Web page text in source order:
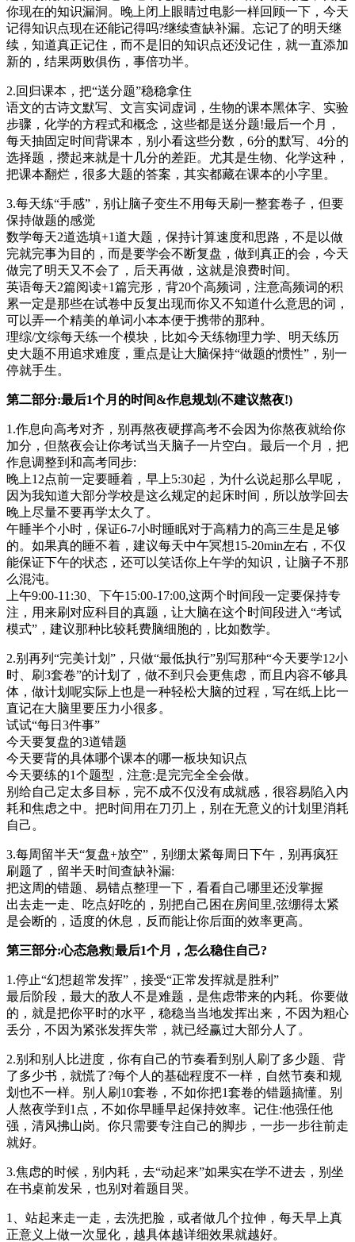
你现在的知识漏洞。晚上闭上眼睛过电影一样回顾一下，今天
记得知识点现在还能记得吗?继续查缺补漏。忘记了的明天继
续，知道真正记住，而不是旧的知识点还没记住，就一直添加
新的，结果两败俱伤，事倍功半。
2.回归课本，把“送分题”稳稳拿住
语文的古诗文默写、文言实词虚词，生物的课本黑体字、实验
步骤，化学的方程式和概念，这些都是送分题!最后一个月，
每天抽固定时间背课本，别小看这些分数，6分的默写、4分的
选择题，攒起来就是十几分的差距。尤其是生物、化学这种，
把课本翻烂，很多大题的答案，其实都藏在课本的小字里。
3.每天练“手感”，别让脑子变生不用每天刷一整套卷子，但要
保持做题的感觉
数学每天2道选填+1道大题，保持计算速度和思路，不是以做
完就完事为目的，而是要学会不断复盘，做到真正的会，今天
做完了明天又不会了，后天再做，这就是浪费时间。
英语每天2篇阅读+1篇完形，背20个高频词，注意高频词的积
累一定是那些在试卷中反复出现而你又不知道什么意思的词，
可以弄一个精美的单词小本本便于携带的那种。
理综/文综每天练一个模块，比如今天练物理力学、明天练历
史大题不用追求难度，重点是让大脑保持“做题的惯性”，别一
停就手生。
第二部分:最后1个月的时间&作息规划(不建议熬夜!)
1.作息向高考对齐，别再熬夜硬撑高考不会因为你熬夜就给你
加分，但熬夜会让你考试当天脑子一片空白。最后一个月，把
作息调整到和高考同步:
晚上12点前一定要睡着，早上5:30起，为什么说起那么早呢，
因为我知道大部分学校是这么规定的起床时间，所以放学回去
晚上尽量不要再学太久了。
午睡半个小时，保证6-7小时睡眠对于高精力的高三生是足够
的。如果真的睡不着，建议每天中午冥想15-20min左右，不仅
能保证下午的状态，还可以笑话你上午学的知识，让脑子不那
么混沌。
上午9:00-11:30、下午15:00-17:00,这两个时间段一定要保持专
注，用来刷对应科目的真题，让大脑在这个时间段进入“考试
模式”，建议那种比较耗费脑细胞的，比如数学。
2.别再列“完美计划”，只做“最低执行”别写那种“今天要学12小
时、刷3套卷”的计划了，做不到只会更焦虑，而且内容不够具
体，做计划呢实际上也是一种轻松大脑的过程，写在纸上比一
直记在大脑里要压力小很多。
试试“每日3件事”
今天要复盘的3道错题
今天要背的具体哪个课本的哪一板块知识点
今天要练的1个题型，注意:是完完全全会做。
别给自己定太多目标，完不成不仅没有成就感，很容易陷入内
耗和焦虑之中。把时间用在刀刃上，别在无意义的计划里消耗
自己。
3.每周留半天“复盘+放空”，别绷太紧每周日下午，别再疯狂
刷题了，留半天时间查缺补漏:
把这周的错题、易错点整理一下，看看自己哪里还没掌握
出去走一走、吃点好吃的，别把自己困在房间里,弦绷得太紧
是会断的，适度的休息，反而能让你后面的效率更高。
第三部分:心态急救|最后1个月，怎么稳住自己?
1.停止“幻想超常发挥”，接受“正常发挥就是胜利”
最后阶段，最大的敌人不是难题，是焦虑带来的内耗。你要做
的，就是把你平时的水平，稳稳当当地发挥出来，不因为粗心
丢分，不因为紧张发挥失常，就已经赢过大部分人了。
2.别和别人比进度，你有自己的节奏看到别人刷了多少题、背
了多少书，就慌了?每个人的基础程度不一样，自然节奏和规
划也不一样。别人刷10套卷，不如你把1套卷的错题搞懂。别
人熬夜学到1点，不如你早睡早起保持效率。记住:他强任他
强，清风拂山岗。你只需要专注自己的脚步，一步一步往前走
就好。
3.焦虑的时候，别内耗，去“动起来”如果实在学不进去，别坐
在书桌前发呆，也别对着题目哭。
1、站起来走一走，去洗把脸，或者做几个拉伸，每天早上真
正意义上做一次显化，越具体越详细效果就越好。